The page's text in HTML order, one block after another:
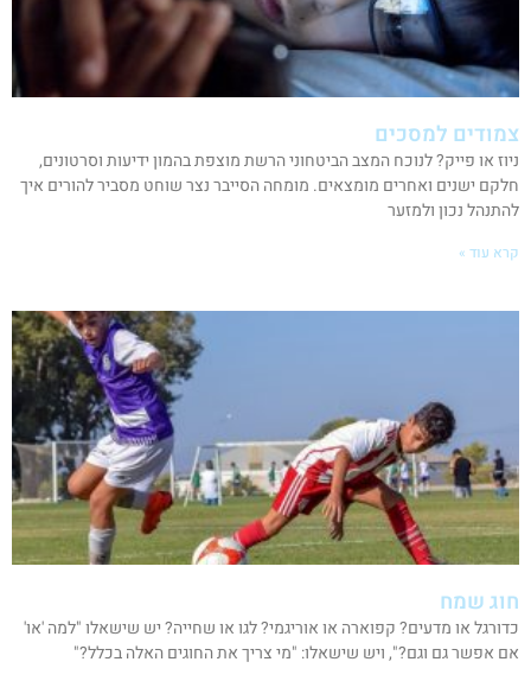
צמודים למסכים
ניוז או פייק? לנוכח המצב הביטחוני הרשת מוצפת בהמון ידיעות וסרטונים,
חלקם ישנים ואחרים מומצאים. מומחה הסייבר נצר שוחט מסביר להורים איך
להתנהל נכון ולמזער
קרא עוד »
חוג שמח
כדורגל או מדעים? קפוארה או אוריגמי? לגו או שחייה? יש שישאלו "למה 'או'
אם אפשר גם וגם?", ויש שישאלו: "מי צריך את החוגים האלה בכלל?"